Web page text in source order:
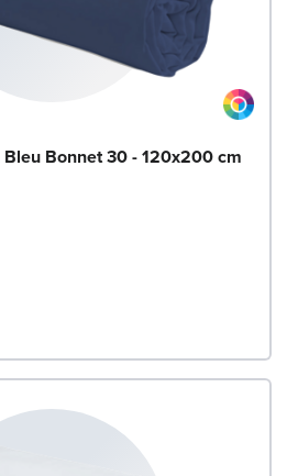
Bonnet 30 - 120x200 cm